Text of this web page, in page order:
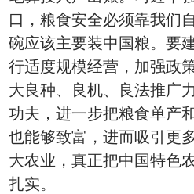
口，粮食安全必须靠我们
碗应该主要装中国粮。要
行适度规模经营，加强政
大良种、良机、良法推广
功夫，进一步把粮食单产
也能够致富，进而吸引更
大农业，真正把中国特色
扎实。